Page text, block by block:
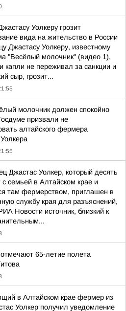
Уолкеру грозит
вида на жительство в России
Джастасу Уолкеру, известному
"Весёлый молочник" (видео 1),
капли не переживал за санкции и
сыр, грозит...
молочник должен спокойно
призвали не
алтайского фермера
Джастас Уолкер, который десять
с семьей в Алтайском крае и
там фермерством, приглашен в
службу края для разъяснений,
Новости источник, близкий к
65-летие полета
в Алтайском крае фермер из
Уолкер получил уведомление